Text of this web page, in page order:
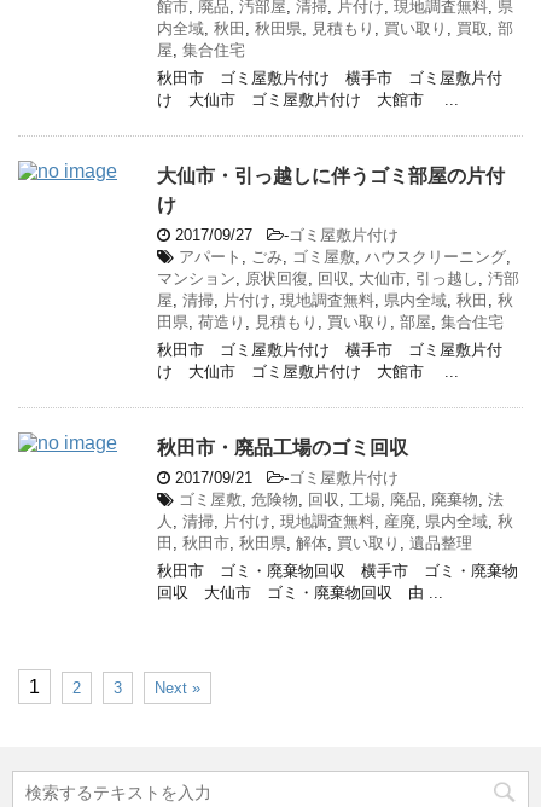
館市 廃品 汚部屋 清掃 片付け 現地調査無料 県
内全域 秋田 秋田県 見積もり 買い取り 買取
部
屋 集合住宅
秋田市 ゴミ屋敷片付け 横手市 ゴミ屋敷片付
け 大仙市 ゴミ屋敷片付け 大館市 ...
大仙市・引っ越しに伴うゴミ部屋の片付
け
2017/09/27 -ゴミ屋敷片付け
アパート
ごみ ゴミ屋敷 ハウスクリーニング
マンション
原状回復 回収 大仙市 引っ越し
汚部
屋 清掃 片付け 現地調査無料 県内全域 秋田
秋
田県 荷造り 見積もり 買い取り 部屋 集合住宅
秋田市 ゴミ屋敷片付け 横手市 ゴミ屋敷片付
け 大仙市 ゴミ屋敷片付け 大館市 ...
秋田市・廃品工場のゴミ回収
2017/09/21 -ゴミ屋敷片付け
ゴミ屋敷 危険物 回収 工場 廃品 廃棄物 法
人
清掃 片付け 現地調査無料 産廃 県内全域 秋
田
秋田市 秋田県 解体 買い取り
遺品整理
秋田市 ゴミ・廃棄物回収 横手市 ゴミ・廃棄物
回収 大仙市 ゴミ・廃棄物回収 由 ...
1 2 3 Next »